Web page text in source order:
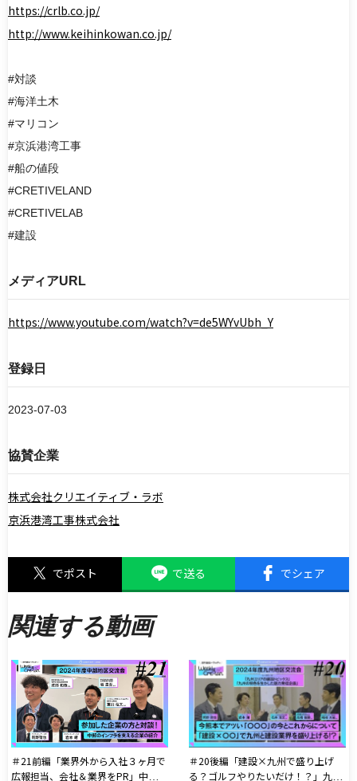
https://crlb.co.jp/
http://www.keihinkowan.co.jp/
#対談
#海洋土木
#マリコン
#京浜港湾工事
#船の値段
#CRETIVELAND
#CRETIVELAB
#建設
メディアURL
https://www.youtube.com/watch?v=de5WYvUbh_Y
登録日
2023-07-03
協賛企業
株式会社クリエイティブ・ラボ
京浜港湾工事株式会社
でポスト で送る でシェア
関連する動画
＃21前編「業界外から入社３ヶ月で
広報担当、会社＆業界をPR」中部地
＃20後編「建設×九州で盛り上げ
る？ゴルフやりたいだけ！？」九州